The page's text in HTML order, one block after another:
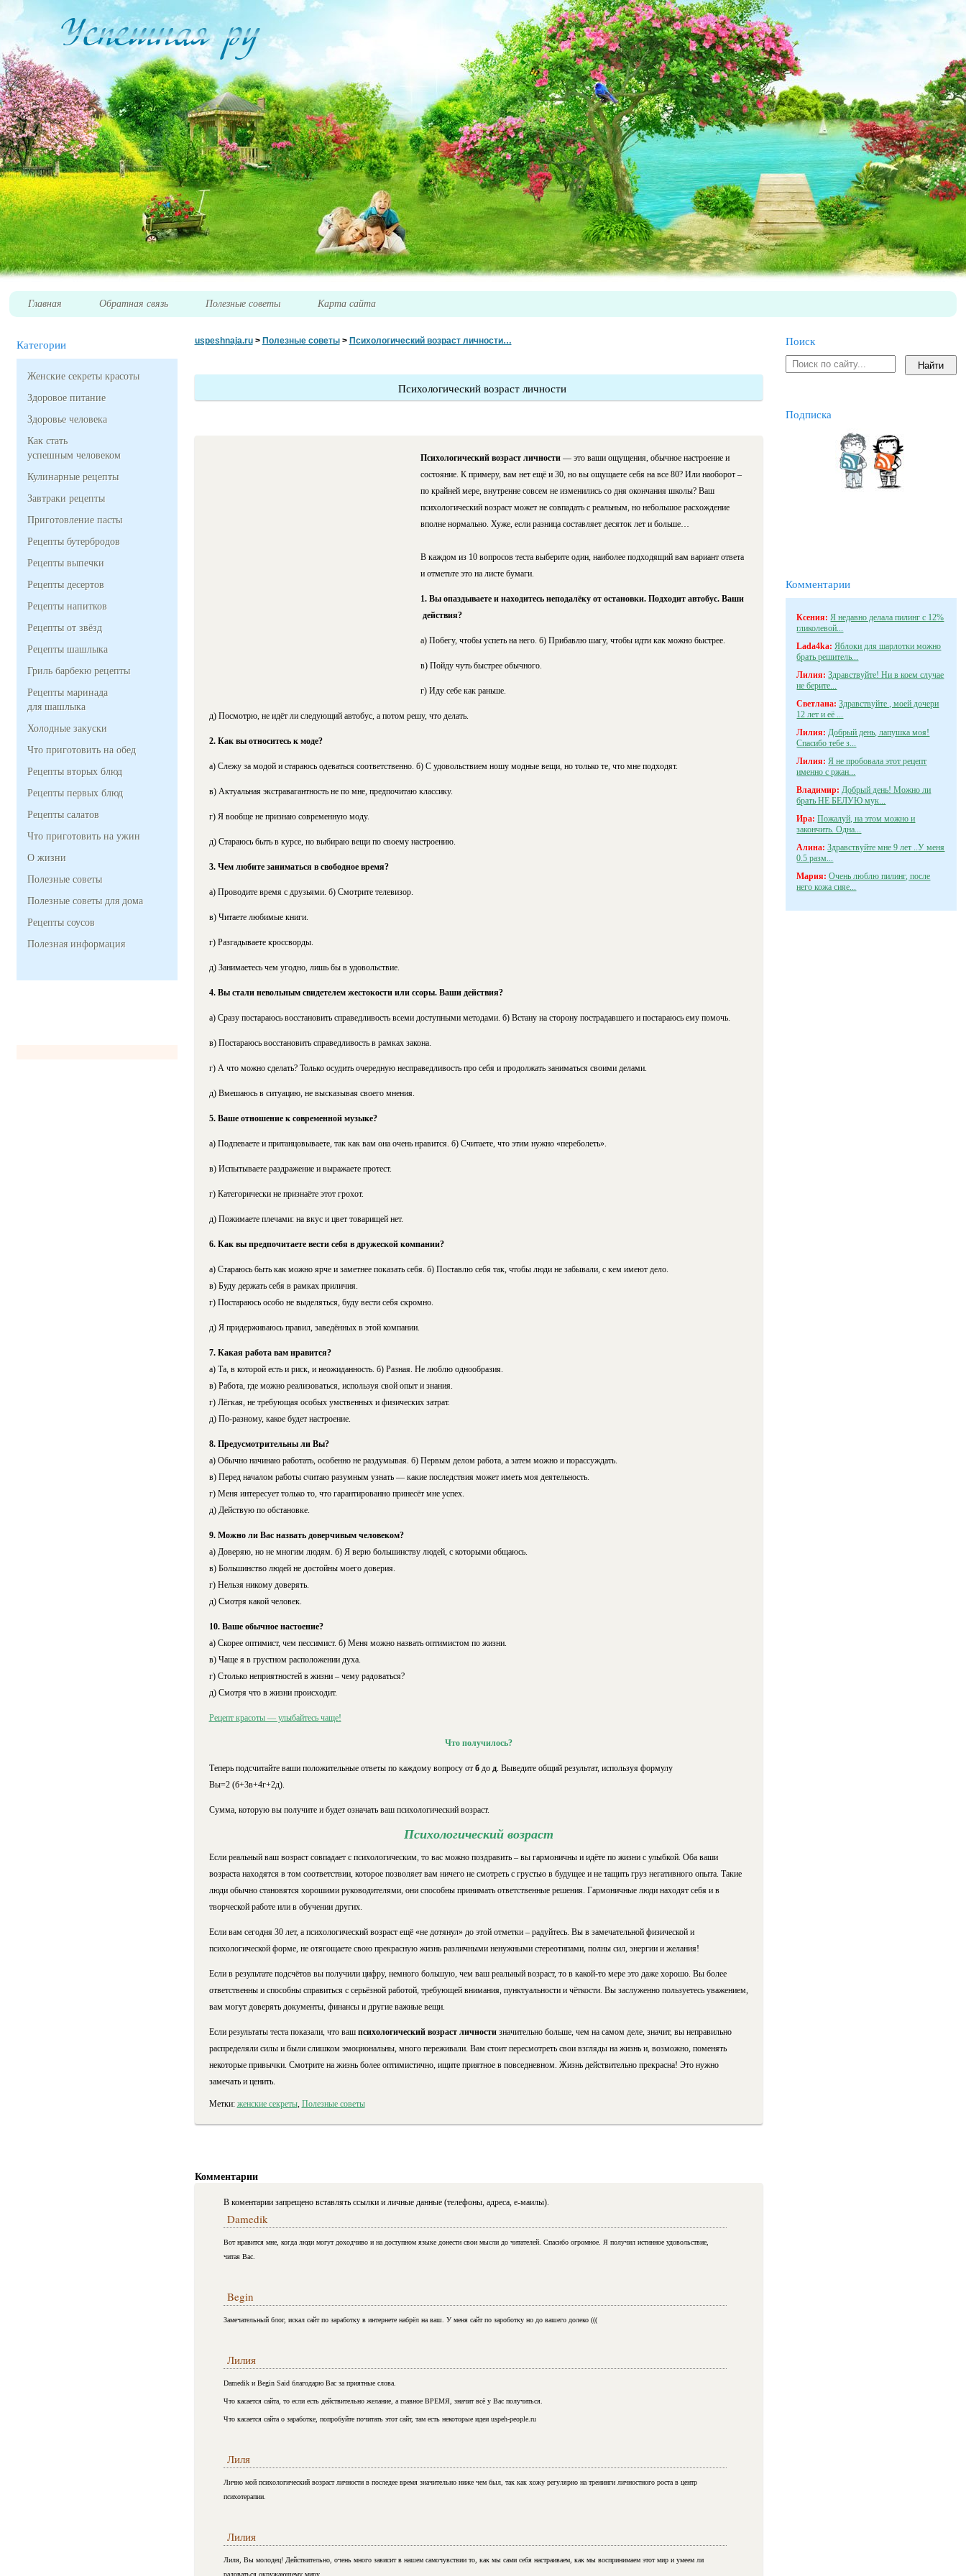
Главная Обратная связь Полезные советы Карта сайта
Категории
Женские секреты красоты
Здоровое питание
Здоровье человека
Как стать
успешным человеком
Кулинарные рецепты
Завтраки рецепты
Приготовление пасты
Рецепты бутербродов
Рецепты выпечки
Рецепты десертов
Рецепты напитков
Рецепты от звёзд
Рецепты шашлыка
Гриль барбекю рецепты
Рецепты маринада
для шашлыка
Холодные закуски
Что приготовить на обед
Рецепты вторых блюд
Рецепты первых блюд
Рецепты салатов
Что приготовить на ужин
О жизни
Полезные советы
Полезные советы для дома
Рецепты соусов
Полезная информация
uspeshnaja.ru> Полезные советы> Психологический возраст личности…
Психологический возраст личности
Психологический возраст личности— это ваши ощущения, обычное настроение и
состояние. К примеру, вам нет ещё и 30, но вы ощущаете себя на все 80? Или наоборот –
по крайней мере, внутренне совсем не изменились со дня окончания школы? Ваш
психологический возраст может не совпадать с реальным, но небольшое расхождение
вполне нормально. Хуже, если разница составляет десяток лет и больше…
В каждом из 10 вопросов теста выберите один, наиболее подходящий вам вариант ответа
и отметьте это на листе бумаги.
1. Вы опаздываете и находитесь неподалёку от остановки. Подходит автобус. Ваши
действия?
а) Побегу, чтобы успеть на него. б) Прибавлю шагу, чтобы идти как можно быстрее.
в) Пойду чуть быстрее обычного.
г) Иду себе как раньше.
д) Посмотрю, не идёт ли следующий автобус, а потом решу, что делать.
2. Как вы относитесь к моде?
а) Слежу за модой и стараюсь одеваться соответственно. б) С удовольствием ношу модные вещи, но только те, что мне подходят.
в) Актуальная экстравагантность не по мне, предпочитаю классику.
г) Я вообще не признаю современную моду.
д) Стараюсь быть в курсе, но выбираю вещи по своему настроению.
3. Чем любите заниматься в свободное время?
а) Проводите время с друзьями. б) Смотрите телевизор.
в) Читаете любимые книги.
г) Разгадываете кроссворды.
д) Занимаетесь чем угодно, лишь бы в удовольствие.
4. Вы стали невольным свидетелем жестокости или ссоры. Ваши действия?
а) Сразу постараюсь восстановить справедливость всеми доступными методами. б) Встану на сторону пострадавшего и постараюсь ему помочь.
в) Постараюсь восстановить справедливость в рамках закона.
г) А что можно сделать? Только осудить очередную несправедливость про себя и продолжать заниматься своими делами.
д) Вмешаюсь в ситуацию, не высказывая своего мнения.
5. Ваше отношение к современной музыке?
а) Подпеваете и пританцовываете, так как вам она очень нравится. б) Считаете, что этим нужно «переболеть».
в) Испытываете раздражение и выражаете протест.
г) Категорически не признаёте этот грохот.
д) Пожимаете плечами: на вкус и цвет товарищей нет.
6. Как вы предпочитаете вести себя в дружеской компании?
а) Стараюсь быть как можно ярче и заметнее показать себя. б) Поставлю себя так, чтобы люди не забывали, с кем имеют дело.
в) Буду держать себя в рамках приличия.
г) Постараюсь особо не выделяться, буду вести себя скромно.
д) Я придерживаюсь правил, заведённых в этой компании.
7. Какая работа вам нравится?
а) Та, в которой есть и риск, и неожиданность. б) Разная. Не люблю однообразия.
в) Работа, где можно реализоваться, используя свой опыт и знания.
г) Лёгкая, не требующая особых умственных и физических затрат.
д) По-разному, какое будет настроение.
8. Предусмотрительны ли Вы?
а) Обычно начинаю работать, особенно не раздумывая. б) Первым делом работа, а затем можно и порассуждать.
в) Перед началом работы считаю разумным узнать — какие последствия может иметь моя деятельность.
г) Меня интересует только то, что гарантированно принесёт мне успех.
д) Действую по обстановке.
9. Можно ли Вас назвать доверчивым человеком?
а) Доверяю, но не многим людям. б) Я верю большинству людей, с которыми общаюсь.
в) Большинство людей не достойны моего доверия.
г) Нельзя никому доверять.
д) Смотря какой человек.
10. Ваше обычное настоение?
а) Скорее оптимист, чем пессимист. б) Меня можно назвать оптимистом по жизни.
в) Чаще я в грустном расположении духа.
г) Столько неприятностей в жизни – чему радоваться?
д) Смотря что в жизни происходит.
Рецепт красоты — улыбайтесь чаще!
Что получилось?
Теперь подсчитайте ваши положительные ответы по каждому вопросу от бдо д. Выведите общий результат, используя формулу
Вы=2 (б+3в+4г+2д).
Сумма, которую вы получите и будет означать ваш психологический возраст.
Психологический возраст
Если реальный ваш возраст совпадает с психологическим, то вас можно поздравить – вы гармоничны и идёте по жизни с улыбкой. Оба ваши
возраста находятся в том соответствии, которое позволяет вам ничего не смотреть с грустью в будущее и не тащить груз негативного опыта. Такие
люди обычно становятся хорошими руководителями, они способны принимать ответственные решения. Гармоничные люди находят себя и в
творческой работе или в обучении других.
Если вам сегодня 30 лет, а психологический возраст ещё «не дотянул» до этой отметки – радуйтесь. Вы в замечательной физической и
психологической форме, не отягощаете свою прекрасную жизнь различными ненужными стереотипами, полны сил, энергии и желания!
Если в результате подсчётов вы получили цифру, немного большую, чем ваш реальный возраст, то в какой-томере это даже хорошо. Вы более
ответственны и способны справиться с серьёзной работой, требующей внимания, пунктуальности и чёткости. Вы заслуженно пользуетесь уважением,
вам могут доверять документы, финансы и другие важные вещи.
Если результаты теста показали, что ваш психологический возраст личностизначительно больше, чем на самом деле, значит, вы неправильно
распределяли силы и были слишком эмоциональны, много переживали. Вам стоит пересмотреть свои взгляды на жизнь и, возможно, поменять
некоторые привычки. Смотрите на жизнь более оптимистично, ищите приятное в повседневном. Жизнь действительно прекрасна! Это нужно
замечать и ценить.
Метки: женские секреты, Полезные советы
Комментарии
В коментарии запрещено вставлять ссылки и личные данные (телефоны, адреса, е-маилы).
Damedik
Вот нравится мне, когда люди могут доходчиво и на доступном языке донести свои мысли до читателей. Спасибо огромное. Я получил истинное удовольствие,
читая Вас.
Begin
Замечательный блог, искал сайт по заработку в интернете набрёл на ваш. У меня сайт по зароботку но до вашего долеко (((
Лилия
Damedik и Begin Said благодарю Вас за приятные слова.
Что касается сайта, то если есть действительно желание, а главное ВРЕМЯ, значит всё у Вас получиться.
Что касается сайта о заработке, попробуйте почитать этот сайт, там есть некоторые идеи uspeh-people.ru
Лиля
Лично мой психологический возраст личности в последее время значительно ниже чем был, так как хожу регулярно на тренинги личностного роста в центр
психотерапии.
Лилия
Лиля, Вы молодец! Действительно, очень много зависит в нашем самочувствии то, как мы сами себя настраиваем, как мы воспринимаем этот мир и умеем ли
Поиск
Подписка
Комментарии
Ксения: Я недавно делала пилинг с 12%
гликолевой...
Lada4ka: Яблоки для шарлотки можно
брать решитель...
Лилия: Здравствуйте! Ни в коем случае
не берите...
Светлана: Здравствуйте , моей дочери
12 лет и её ...
Лилия: Добрый день, лапушка моя!
Спасибо тебе з...
Лилия: Я не пробовала этот рецепт
именно с ржан...
Владимир: Добрый день! Можно ли
брать НЕ БЕЛУЮ мук...
Ира: Пожалуй, на этом можно и
закончить. Одна...
Алина: Здравствуйте мне 9 лет ..У меня
0.5 разм...
Мария: Очень люблю пилинг, после
него кожа сияе...